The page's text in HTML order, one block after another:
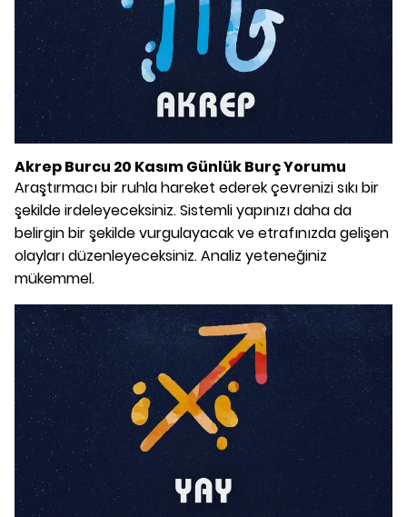
Akrep Burcu 20 Kasım Günlük Burç Yorumu
Araştırmacı bir ruhla hareket ederek çevrenizi sıkı bir
şekilde irdeleyeceksiniz. Sistemli yapınızı daha da
belirgin bir şekilde vurgulayacak ve etrafınızda gelişen
olayları düzenleyeceksiniz. Analiz yeteneğiniz
mükemmel.